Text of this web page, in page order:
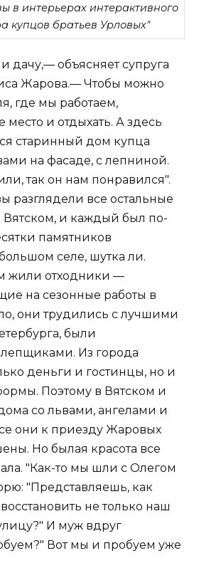
в интерьерах интерактивного
купцов братьев Урловых"
дачу,— объясняет супруга
Жарова.— Чтобы можно
где мы работаем,
место и отдыхать. А здесь
старинный дом купца
на фасаде, с лепниной.
так он нам понравился".
разглядели все остальные
и каждый был по-
памятников
селе, шутка ли.
жили отходники —
на сезонные работы в
они трудились с лучшими
были
Из города
деньги и гостинцы, но и
Поэтому в Вятском и
со львами, ангелами и
они к приезду Жаровых
Но былая красота все
"Как-то мы шли с Олегом
"Представляешь, как
не только наш
И муж вдруг
Вот мы и пробуем уже